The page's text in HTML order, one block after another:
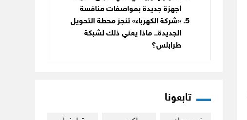
أجهزة جديدة بمواصفات منافسة
«شركة الكهرباء» تنجز محطة التحويل
الجديدة.. ماذا يعني ذلك لشبكة
طرابلس؟
تابعونا